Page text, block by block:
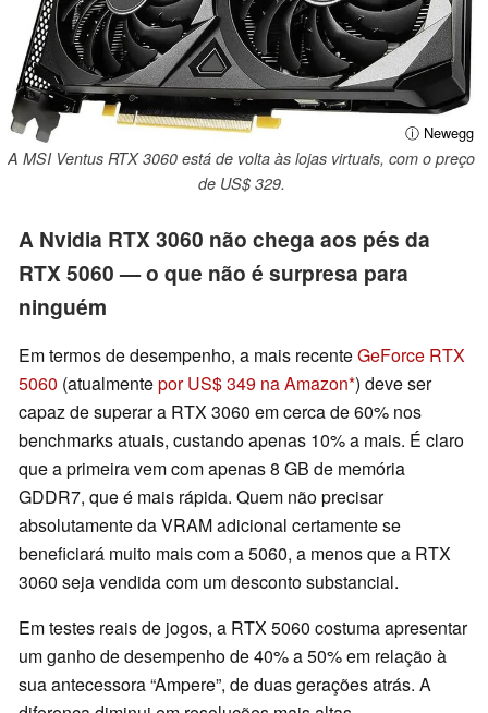
ⓘ Newegg
A MSI Ventus RTX 3060 está de volta às lojas virtuais, com o preço
de US$ 329.
A Nvidia RTX 3060 não chega aos pés da
RTX 5060 — o que não é surpresa para
ninguém
Em termos de desempenho, a mais recenteGeForce RTX
5060 (atualmentepor US$ 349 na Amazon ) deve ser
capaz de superar a RTX 3060 em cerca de 60% nos
benchmarks atuais, custando apenas 10% a mais. É claro
que a primeira vem com apenas 8 GB de memória
GDDR7, que é mais rápida. Quem não precisar
absolutamente da VRAM adicional certamente se
beneficiará muito mais com a 5060, a menos que a RTX
3060 seja vendida com um desconto substancial.
Em testes reais de jogos, a RTX 5060 costuma apresentar
um ganho de desempenho de 40% a 50% em relação à
sua antecessora “Ampere”, de duas gerações atrás. A